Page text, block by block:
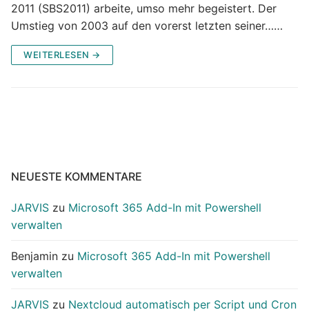
2011 (SBS2011) arbeite, umso mehr begeistert. Der
Umstieg von 2003 auf den vorerst letzten seiner……
WEITERLESEN →
NEUESTE KOMMENTARE
JARVIS zu Microsoft 365 Add-In mit Powershell
verwalten
Benjamin zu Microsoft 365 Add-In mit Powershell
verwalten
JARVIS zu Nextcloud automatisch per Script und Cron